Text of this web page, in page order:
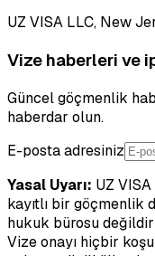
UZ VISA LLC, New
Vize haberleri ve
Güncel göçmenlik
haberdar olun.
E-posta adresiniz
Yasal Uyarı: UZ
kayıtlı bir göçmenlik
hukuk bürosu
Vize onayı hiçbir